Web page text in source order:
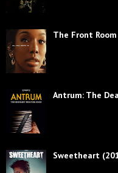
The Front
Antrum: The
Sweetheart